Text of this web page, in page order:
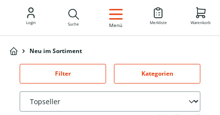
DE
Login Suche Menü Merkliste Warenkorb
Neu im Sortiment
Filter Kategorien